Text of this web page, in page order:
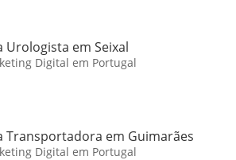
Urologista em Seixal
Digital em Portugal
Transportadora em Guimarães
Digital em Portugal